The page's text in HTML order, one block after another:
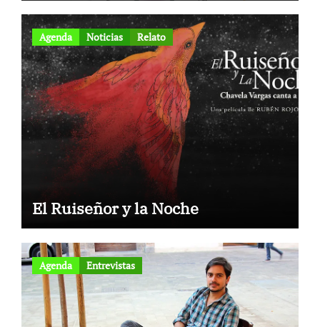
Agenda Noticias Relato
El Ruiseñor y la Noche
Agenda Entrevistas